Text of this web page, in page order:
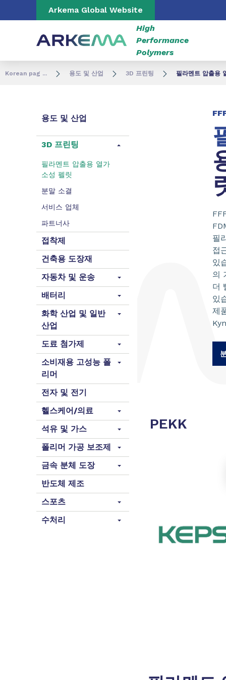
Go to content Go to navigation
Arkema Global Website
High
Performance
Polymers
Korean pag ... 용도 및 산업 3D 프린팅 필라멘트 압출용
용도 및 산업
3D 프린팅
필라멘트 압출용 열가
소성 펠릿
분말 소결
서비스 업체
파트너사
접착제
건축용 도장재
자동차 및 운송
배터리
화학 산업 및 일반
산업
도료 첨가제
소비재용 고성능 폴
리머
전자 및 전기
헬스케어/의료
석유 및 가스
폴리머 가공 보조제
금속 분체 도장
반도체 제조
스포츠
수처리
필
접
있
의
더
있
제
PEKK